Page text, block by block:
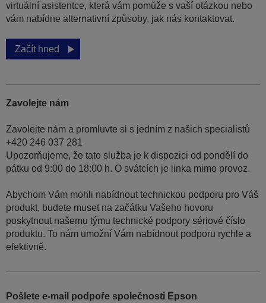
virtuální asistentce, která vám pomůže s vaší otázkou nebo
vám nabídne alternativní způsoby, jak nás kontaktovat.
Začít hned
Zavolejte nám
Zavolejte nám a promluvte si s jedním z našich specialistů
+420 246 037 281
Upozorňujeme, že tato služba je k dispozici od pondělí do
pátku od 9:00 do 18:00 h. O svátcích je linka mimo provoz.
Abychom Vám mohli nabídnout technickou podporu pro Váš
produkt, budete muset na začátku Vašeho hovoru
poskytnout našemu týmu technické podpory sériové číslo
produktu. To nám umožní Vám nabídnout podporu rychle a
efektivně.
Pošlete e-mail podpoře společnosti Epson